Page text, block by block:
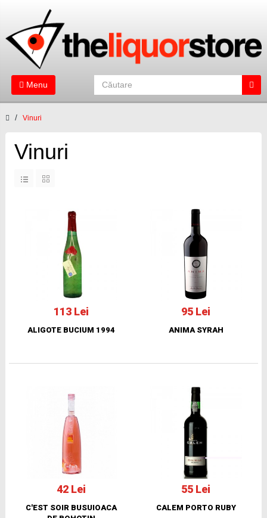
Menu
Vinuri
Vinuri
113 Lei
ALIGOTE BUCIUM 1994
95 Lei
ANIMA SYRAH
42 Lei
C'EST SOIR BUSUIOACA
55 Lei
CALEM PORTO RUBY